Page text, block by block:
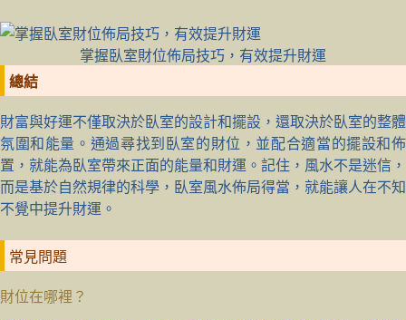
掌握臥室財位佈局技巧，有效提升財運
總結
財富與好運不僅取決於臥室的設計和擺設，還取決於臥室的整體
氛圍和能量。通過尋找到臥室的財位，並配合適當的擺設和佈
置，就能為臥室帶來正面的能量和財運。記住，風水不是迷信，
而是基於自然規律的科學，臥室風水佈局得當，就能讓人在不知
不覺中提升財運。
常見問題
財位在哪裡？